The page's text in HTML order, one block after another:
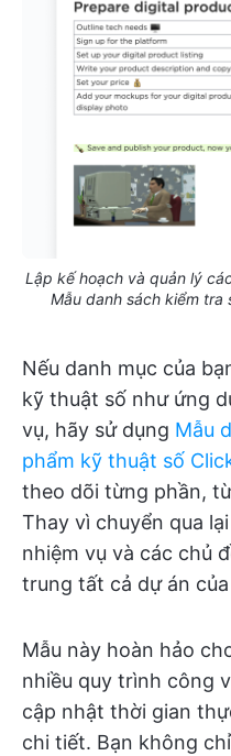
Lập kế hoạch và quản lý
Mẫu danh sách kiểm tra
Nếu danh mục của
kỹ thuật số như ứng
vụ, hãy sử dụng Mẫu
phẩm kỹ thuật số
theo dõi từng phần,
Thay vì chuyển qua
nhiệm vụ và các chủ
trung tất cả dự án
Mẫu này hoàn hảo
nhiều quy trình công
cập nhật thời gian
chi tiết. Bạn không